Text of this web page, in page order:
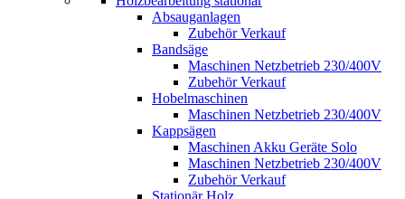
Absauganlagen
Zubehör Verkauf
Bandsäge
Maschinen Netzbetrieb 230/400V
Zubehör Verkauf
Hobelmaschinen
Maschinen Netzbetrieb 230/400V
Kappsägen
Maschinen Akku Geräte Solo
Maschinen Netzbetrieb 230/400V
Zubehör Verkauf
Stationär Holz